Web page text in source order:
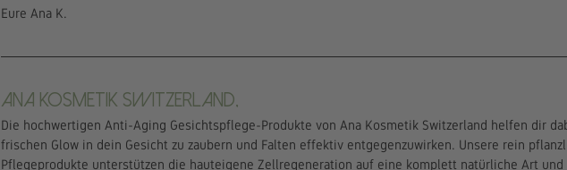
Eure Ana K.
ANA KOSMETIK Switzerland,
Die hochwertigen Anti-Aging Gesichtspflege-Produkte von Ana Kosmetik Switzerland helfen dir
frischen Glow in dein Gesicht zu zaubern und Falten effektiv entgegenzuwirken. Unsere rein
Pflegeprodukte unterstützen die hauteigene Zellregeneration auf eine komplett natürliche Art und